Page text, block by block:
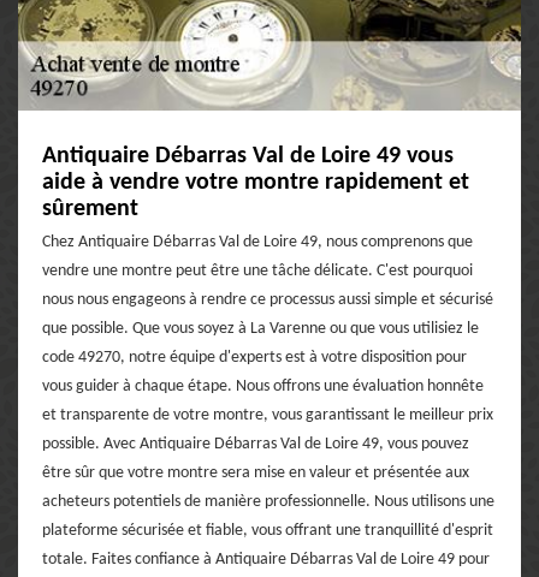
Antiquaire Débarras Val de Loire 49 vous
aide à vendre votre montre rapidement et
sûrement
Chez Antiquaire Débarras Val de Loire 49, nous comprenons que
vendre une montre peut être une tâche délicate. C'est pourquoi
nous nous engageons à rendre ce processus aussi simple et sécurisé
que possible. Que vous soyez à La Varenne ou que vous utilisiez le
code 49270, notre équipe d'experts est à votre disposition pour
vous guider à chaque étape. Nous offrons une évaluation honnête
et transparente de votre montre, vous garantissant le meilleur prix
possible. Avec Antiquaire Débarras Val de Loire 49, vous pouvez
être sûr que votre montre sera mise en valeur et présentée aux
acheteurs potentiels de manière professionnelle. Nous utilisons une
plateforme sécurisée et fiable, vous offrant une tranquillité d'esprit
totale. Faites confiance à Antiquaire Débarras Val de Loire 49 pour